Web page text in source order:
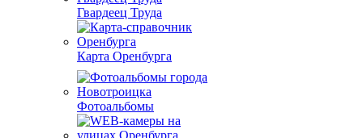
Гвардеец Труда
Карта Оренбурга
Фотоальбомы